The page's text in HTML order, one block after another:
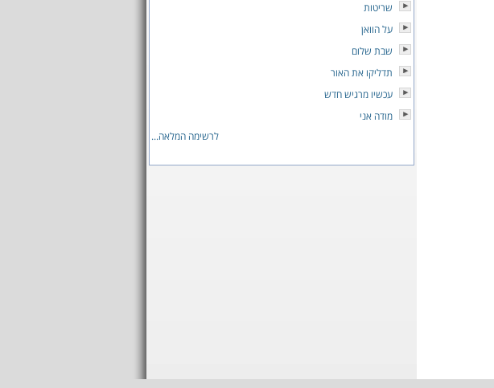
שריטות
על הוואן
שבת שלום
תדליקו את האור
עכשיו מרגיש חדש
מודה אני
לרשימה המלאה...